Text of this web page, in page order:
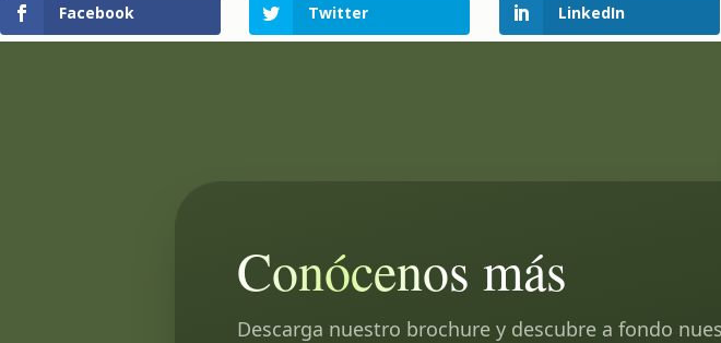
Facebook Twitter LinkedIn
Conócenos más
Descarga nuestro brochure y descubre a fondo